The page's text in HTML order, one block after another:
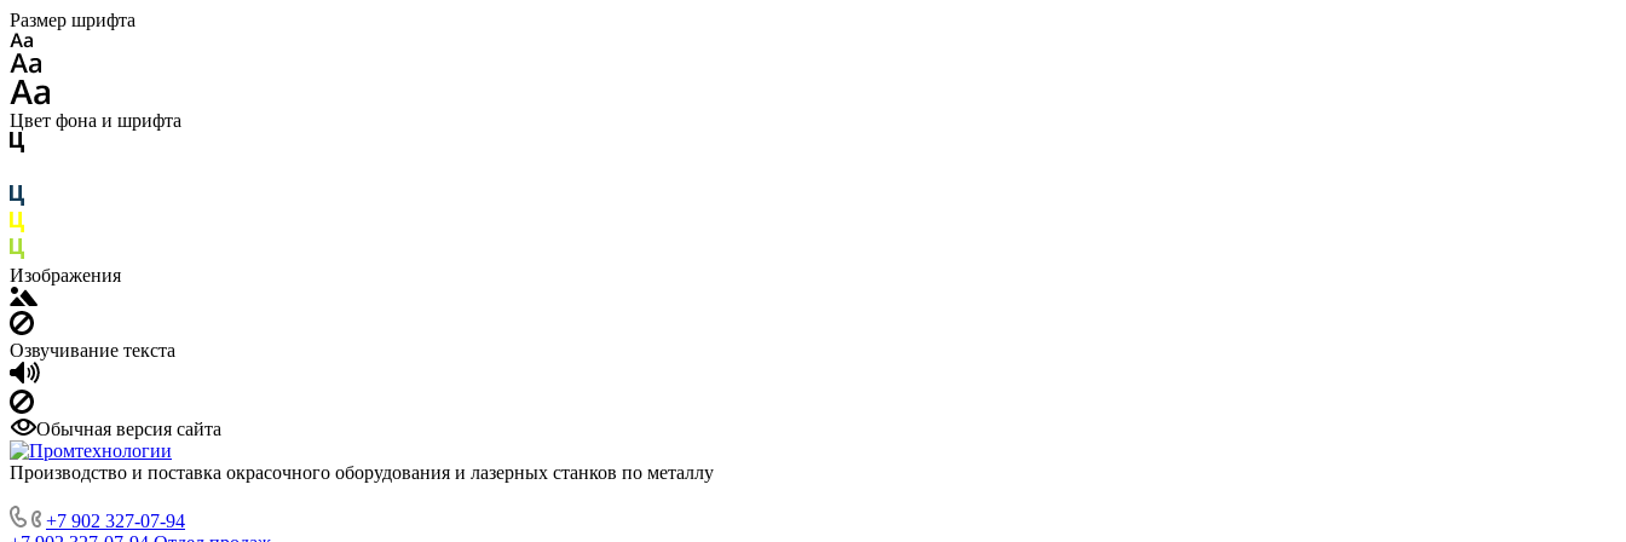
Размер шрифта
Цвет фона и шрифта
Изображения
Озвучивание текста
Обычная версия сайта
Производство и поставка окрасочного оборудования и лазерных станков по металлу
+7 902 327-07-94